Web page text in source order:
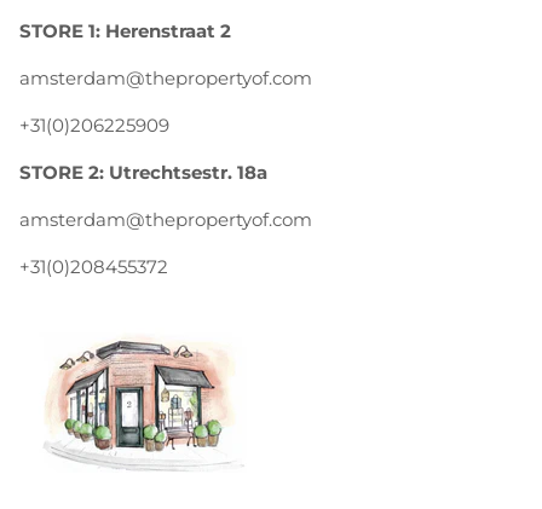
STORE 1: Herenstraat 2
amsterdam@thepropertyof.com
+31(0)206225909
STORE 2: Utrechtsestr. 18a
amsterdam@thepropertyof.com
+31(0)208455372